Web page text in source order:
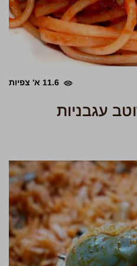
11.6 א' צפיות
עגבניות